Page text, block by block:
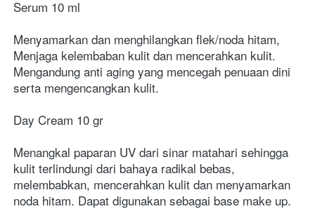
Serum 10 ml
Menyamarkan dan menghilangkan flek/noda hitam,
Menjaga kelembaban kulit dan mencerahkan kulit.
Mengandung anti aging yang mencegah penuaan dini
serta mengencangkan kulit.
Day Cream 10 gr
Menangkal paparan UV dari sinar matahari sehingga
kulit terlindungi dari bahaya radikal bebas,
melembabkan, mencerahkan kulit dan menyamarkan
noda hitam. Dapat digunakan sebagai base make up.